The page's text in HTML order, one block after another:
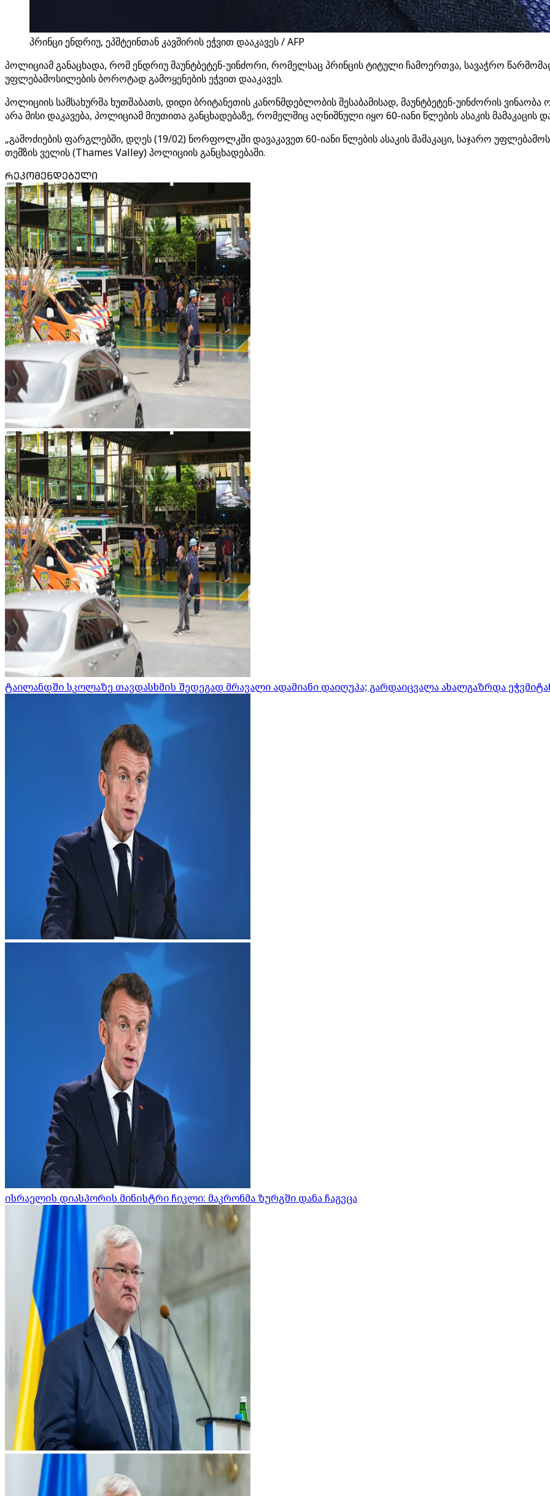
პრინცი ენდრიუ, ეპშტეინთან კავშირის ეჭვით დააკავეს / AFP
პოლიციამ განაცხადა, რომ ენდრიუ მაუნტბეტენ-უინძორი, რომელსაც პრინცის ტიტული ჩამოერთვა, სავაჭრო
უფლებამოსილების ბოროტად გამოყენების ეჭვით დააკავეს.
პოლიციის სამსახურმა ხუთშაბათს, დიდი ბრიტანეთის კანონმდებლობის შესაბამისად, მაუნტბეტენ-უინძორის
არა მისი დაკავება, პოლიციამ მიუთითა განცხადებაზე, რომელშიც აღნიშნული იყო 60-იანი წლების ასაკის მამაკაცის
„გამოძიების ფარგლებში, დღეს (19/02) ნორფოლკში დავაკავეთ 60-იანი წლების ასაკის მამაკაცი, საჯარო
თემზის ველის (Thames Valley) პოლიციის განცხადებაში.
ᲠᲔᲙᲝᲛᲔᲜᲓᲔᲑᲣᲚᲘ
ტაილანდში სკოლაზე თავდასხმის შედეგად მრავალი ადამიანი დაიღუპა; გარდაიცვალა ახალგაზრდა
ისრაელის დიასპორის მინისტრი ჩიკლი: მაკრონმა ზურგში დანა ჩაგვცა